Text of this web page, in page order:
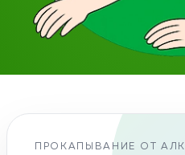
ПРОКАПЫВАНИЕ ОТ